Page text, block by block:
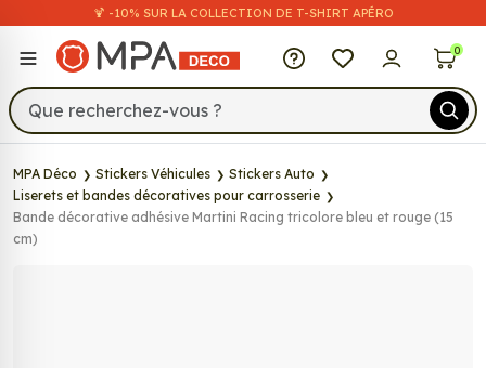
🍹 -10% SUR LA COLLECTION DE T-SHIRT APÉRO
MPA Déco 0
MPA Déco Stickers Véhicules
Stickers Auto
Liserets et bandes décoratives pour carrosserie
Bande décorative adhésive Martini Racing tricolore bleu et rouge (15
cm)